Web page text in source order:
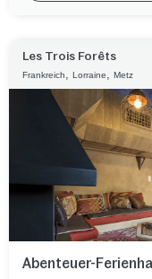
Les Trois Forêts
Frankreich, Lorraine, Metz
Abenteuer-